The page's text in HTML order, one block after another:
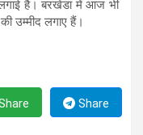
लगाई है। बरखेडा में आज भी
उम्मीद लगाए हैं।
Share